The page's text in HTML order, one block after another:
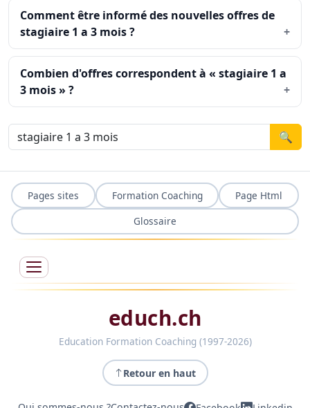
Comment être informé des nouvelles offres de
stagiaire 1 a 3 mois ?
Combien d'offres correspondent à « stagiaire 1 a
3 mois » ?
🔍
Pages sites Formation Coaching
Page Html
Glossaire
educh.ch
Education Formation Coaching (1997-2026)
Retour en haut